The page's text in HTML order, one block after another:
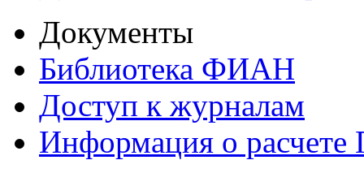
Документы
Библиотека ФИАН
Доступ к журналам
Информация о